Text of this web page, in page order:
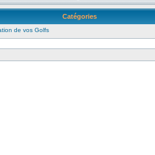
Catégories
de vos Golfs